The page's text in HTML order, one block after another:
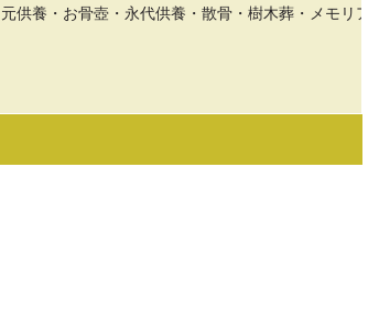
元供養・お骨壺・永代供養・散骨・樹木葬・メモリアル